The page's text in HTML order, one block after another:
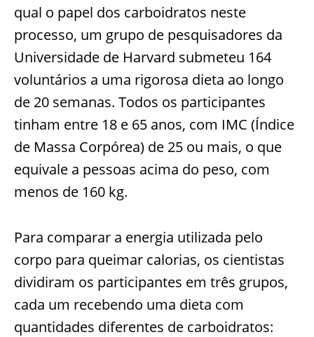
qual o papel dos carboidratos neste
processo, um grupo de pesquisadores da
Universidade de Harvard submeteu 164
voluntários a uma rigorosa dieta ao longo
de 20 semanas. Todos os participantes
tinham entre 18 e 65 anos, com IMC (Índice
de Massa Corpórea) de 25 ou mais, o que
equivale a pessoas acima do peso, com
menos de 160 kg.
Para comparar a energia utilizada pelo
corpo para queimar calorias, os cientistas
dividiram os participantes em três grupos,
cada um recebendo uma dieta com
quantidades diferentes de carboidratos: